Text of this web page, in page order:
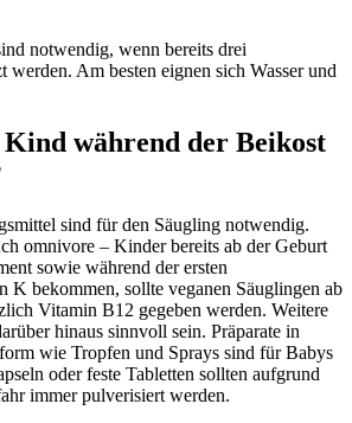
notwendig, wenn bereits drei
werden. Am besten eignen sich Wasser und
während der Beikost
sind für den Säugling notwendig.
omnivore – Kinder bereits ab der Geburt
sowie während der ersten
K bekommen, sollte veganen Säuglingen ab
Vitamin B12 gegeben werden. Weitere
hinaus sinnvoll sein. Präparate in
wie Tropfen und Sprays sind für Babys
oder feste Tabletten sollten aufgrund
immer pulverisiert werden.